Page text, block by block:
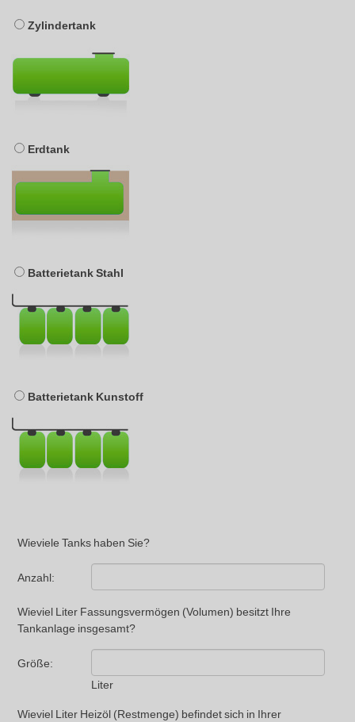
Zylindertank
Erdtank
Batterietank Stahl
Batterietank Kunstoff
Wieviele Tanks haben Sie?
Anzahl:
Wieviel Liter Fassungsvermögen (Volumen) besitzt Ihre
Tankanlage insgesamt?
Größe:
Liter
Wieviel Liter Heizöl (Restmenge) befindet sich in Ihrer